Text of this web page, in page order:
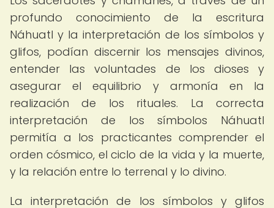
profundo conocimiento de la escritura
Náhuatl y la interpretación de los símbolos y
glifos, podían discernir los mensajes divinos,
entender las voluntades de los dioses y
asegurar el equilibrio y armonía en la
realización de los rituales. La correcta
interpretación de los símbolos Náhuatl
permitía a los practicantes comprender el
orden cósmico, el ciclo de la vida y la muerte,
y la relación entre lo terrenal y lo divino.
La interpretación de los símbolos y glifos